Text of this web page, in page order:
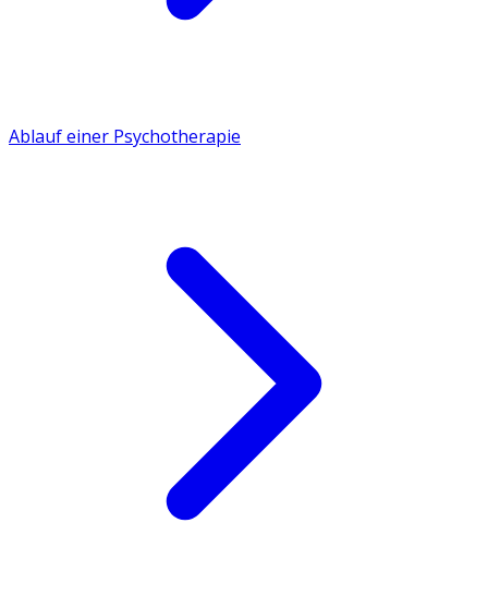
Ablauf einer Psychotherapie